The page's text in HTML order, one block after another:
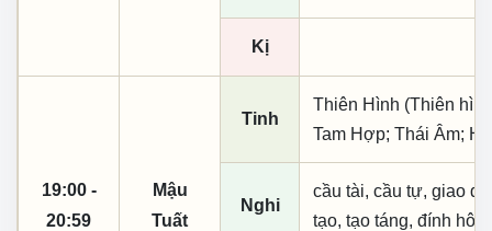
Kị
19:00 -
20:59
Mậu
Tuất
Tinh
Thiên Hình (Thiên
Tam Hợp; Thái Âm;
Nghi
cầu tài, cầu tự, giao
tạo, tạo táng, đính hôn